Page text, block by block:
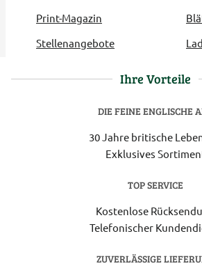
Print-Magazin
Stellenangebote
Ihre Vorteile
DIE FEINE ENGLISCHE
30 Jahre britische
Exklusives
TOP SERVICE
Kostenlose
Telefonischer
ZUVERLÄSSIGE